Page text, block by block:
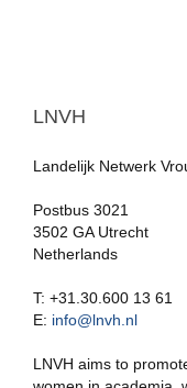
LNVH
Landelijk Netwerk
Postbus 3021
3502 GA Utrecht
Netherlands
T: +31.30.600 13 61
E: info@lnvh.nl
LNVH aims to